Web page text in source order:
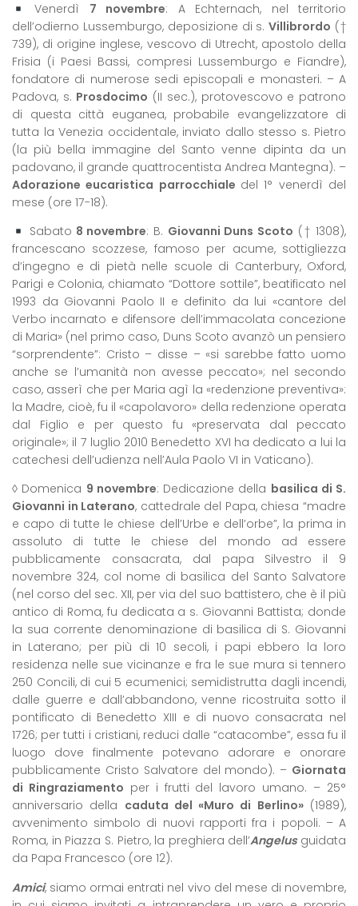
Venerdì 7 novembre: A Echternach, nel territorio
dell’odierno Lussemburgo, deposizione di s.Villibrordo (†
739), di origine inglese, vescovo di Utrecht, apostolo della
Frisia (i Paesi Bassi, compresi Lussemburgo e Fiandre),
fondatore di numerose sedi episcopali e monasteri. – A
Padova, s. Prosdocimo (II sec.), protovescovo e patrono
di questa città euganea, probabile evangelizzatore di
tutta la Venezia occidentale, inviato dallo stesso s. Pietro
(la più bella immagine del Santo venne dipinta da un
padovano, il grande quattrocentista Andrea Mantegna). –
Adorazione eucaristica parrocchiale del 1° venerdì del
mese (ore 17-18).
Sabato 8 novembre: B. Giovanni Duns Scoto († 1308),
francescano scozzese, famoso per acume, sottigliezza
d’ingegno e di pietà nelle scuole di Canterbury, Oxford,
Parigi e Colonia, chiamato “Dottore sottile”, beatificato nel
1993 da Giovanni Paolo II e definito da lui «cantore del
Verbo incarnato e difensore dell’immacolata concezione
di Maria» (nel primo caso, Duns Scoto avanzò un pensiero
“sorprendente”: Cristo – disse – «si sarebbe fatto uomo
anche se l’umanità non avesse peccato»; nel secondo
caso, asserì che per Maria agì la «redenzione preventiva»:
la Madre, cioè, fu il «capolavoro» della redenzione operata
dal Figlio e per questo fu «preservata dal peccato
originale»; il 7 luglio 2010 Benedetto XVI ha dedicato a lui la
catechesi dell’udienza nell’Aula Paolo VI in Vaticano).
◊ Domenica 9 novembre: Dedicazione della basilica di S.
Giovanni in Laterano, cattedrale del Papa, chiesa “madre
e capo di tutte le chiese dell’Urbe e dell’orbe”, la prima in
assoluto di tutte le chiese del mondo ad essere
pubblicamente consacrata, dal papa Silvestro il 9
novembre 324, col nome di basilica del Santo Salvatore
(nel corso del sec. XII, per via del suo battistero, che è il più
antico di Roma, fu dedicata a s. Giovanni Battista; donde
la sua corrente denominazione di basilica di S. Giovanni
in Laterano; per più di 10 secoli, i papi ebbero la loro
residenza nelle sue vicinanze e fra le sue mura si tennero
250 Concili, di cui 5 ecumenici; semidistrutta dagli incendi,
dalle guerre e dall’abbandono, venne ricostruita sotto il
pontificato di Benedetto XIII e di nuovo consacrata nel
1726; per tutti i cristiani, reduci dalle “catacombe”, essa fu il
luogo dove finalmente potevano adorare e onorare
pubblicamente Cristo Salvatore del mondo). – Giornata
di Ringraziamento per i frutti del lavoro umano. – 25°
anniversario della caduta del «Muro di Berlino»(1989),
avvenimento simbolo di nuovi rapporti fra i popoli. – A
Roma, in Piazza S. Pietro, la preghiera dell’Angelus guidata
da Papa Francesco (ore 12).
Amici, siamo ormai entrati nel vivo del mese di novembre,